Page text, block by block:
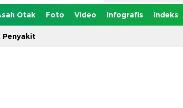
Otak Foto Video Infografis Indeks
Penyakit